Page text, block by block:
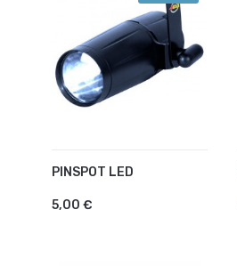
PINSPOT LED
5,00 €
AJOUTER AU PANIER